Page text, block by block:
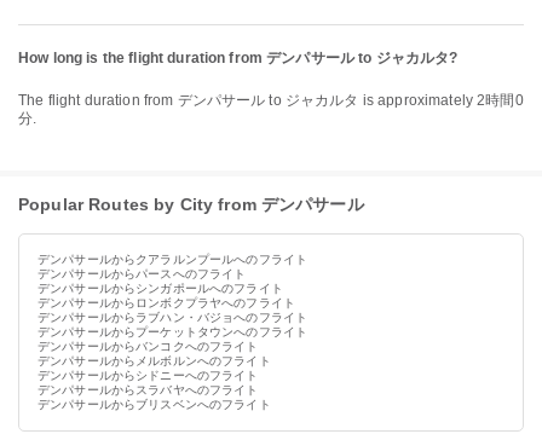
How long is the flight duration from デンパサール to ジャカルタ?
The flight duration from デンパサール to ジャカルタ is approximately 2時間0
分.
Popular Routes by City from デンパサール
デンパサールからクアラルンプールへのフライト
デンパサールからパースへのフライト
デンパサールからシンガポールへのフライト
デンパサールからロンボクプラヤへのフライト
デンパサールからラブハン・バジョへのフライト
デンパサールからプーケットタウンへのフライト
デンパサールからバンコクへのフライト
デンパサールからメルボルンへのフライト
デンパサールからシドニーへのフライト
デンパサールからスラバヤへのフライト
デンパサールからブリスベンへのフライト